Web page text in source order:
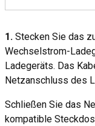
1. Stecken Sie das
Wechselstrom-
Ladegeräts. Das
Netzanschluss des
Schließen Sie das
kompatible